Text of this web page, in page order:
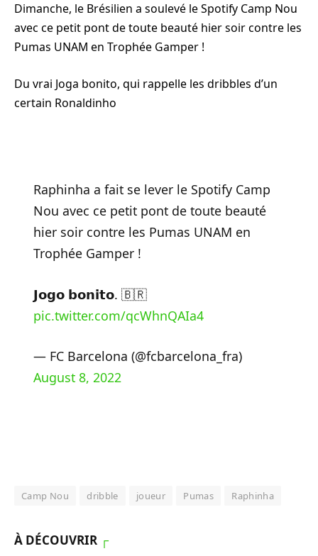
Dimanche, le Brésilien a soulevé le Spotify Camp Nou
avec ce petit pont de toute beauté hier soir contre les
Pumas UNAM en Trophée Gamper !
Du vrai Joga bonito, qui rappelle les dribbles d’un
certain Ronaldinho
Raphinha a fait se lever le Spotify Camp
Nou avec ce petit pont de toute beauté
hier soir contre les Pumas UNAM en
Trophée Gamper !
𝗝𝗼𝗴𝗼 𝗯𝗼𝗻𝗶𝘁𝗼. 🇧🇷
pic.twitter.com/qcWhnQAIa4
— FC Barcelona (@fcbarcelona_fra)
August 8, 2022
Camp Nou dribble joueur Pumas Raphinha
À DÉCOUVRIR ┌